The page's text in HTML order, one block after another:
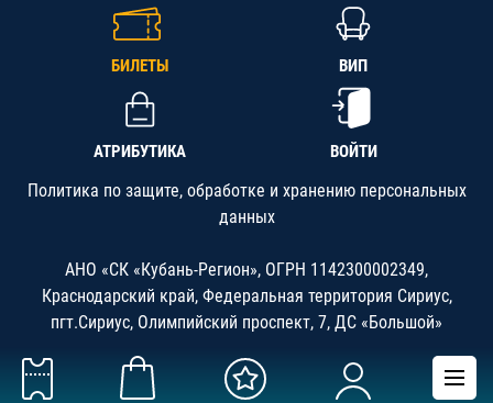
БИЛЕТЫ ВИП
АТРИБУТИКА ВОЙТИ
Политика по защите, обработке и хранению персональных
данных
АНО «СК «Кубань-Регион», ОГРН 1142300002349,
Краснодарский край, Федеральная территория Сириус,
пгт.Сириус, Олимпийский проспект, 7, ДС «Большой»